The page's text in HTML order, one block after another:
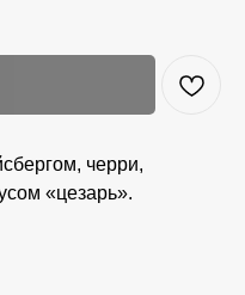
черри,
«цезарь».